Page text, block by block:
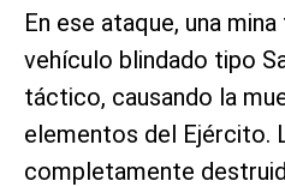
En ese ataque, una
vehículo blindado tipo
táctico, causando la
elementos del Ejército.
completamente